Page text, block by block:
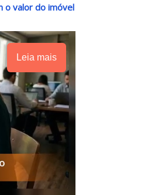
o valor do imóvel
Leia mais